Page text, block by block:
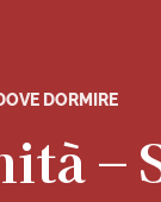
DORMIRE
–